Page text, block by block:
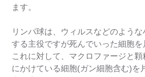
ます。
リンパ球は、ウィルスなどのよう
する主役ですが死んでいった細胞を
これに対して、マクロファージと
にかけている細胞(ガン細胞含む)を